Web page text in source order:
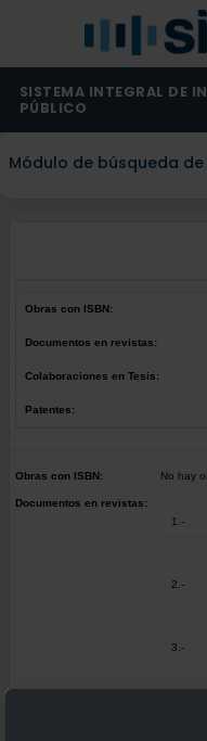
SISTEMA INTEGRAL DE
PÚBLICO
Módulo de búsqueda
Obras con ISBN:
Documentos en revistas:
Colaboraciones en Tesis:
Patentes:
Obras con ISBN: No hay
Documentos en revistas:
1.-
2.-
3.-